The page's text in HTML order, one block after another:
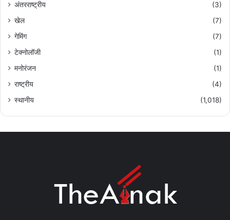
अंतरराष्ट्रीय
(3)
खेल
(7)
गेमिंग
(7)
टेक्नोलॉजी
(1)
मनोरंजन
(1)
राष्ट्रीय
(4)
स्थानीय
(1,018)